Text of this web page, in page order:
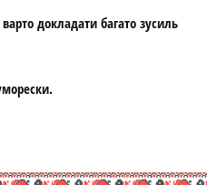
докладати багато зусиль